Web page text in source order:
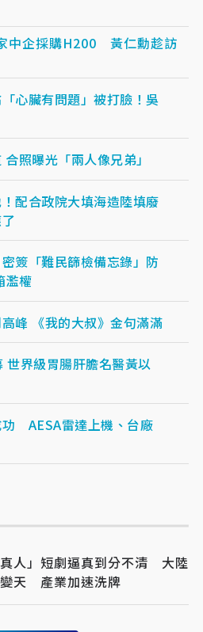
中企採購H200 黃仁勳趁訪
心臟有問題」被打臉！吳
照曝光「兩人像兄弟」
配合政院大填海造陸填廢
簽「難民篩檢備忘錄」防
濫權
峰 《我的大叔》金句滿滿
界級胃腸肝膽名醫黃以
功 AESA雷達上機、台廠
人」短劇逼真到分不清 大陸
天 產業加速洗牌